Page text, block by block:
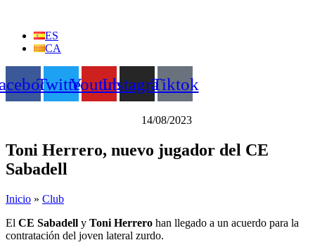
contenidoES
CA
TwitterYoutubeInstagramTiktok
14/08/2023
Toni Herrero, nuevo jugador del CE
Sabadell
Inicio » Club
El CE Sabadell y Toni Herrero han llegado a un acuerdo para la
contratación del joven lateral zurdo.